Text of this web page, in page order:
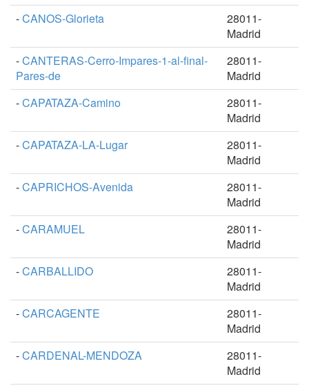
-CANOS-Glorieta
28011-
Madrid
-CANTERAS-Cerro-Impares-1-al-final-
Pares-de
28011-
Madrid
-CAPATAZA-Camino
28011-
Madrid
-CAPATAZA-LA-Lugar
28011-
Madrid
-CAPRICHOS-Avenida
28011-
Madrid
-CARAMUEL
28011-
Madrid
-CARBALLIDO
28011-
Madrid
-CARCAGENTE
28011-
Madrid
-CARDENAL-MENDOZA
28011-
Madrid